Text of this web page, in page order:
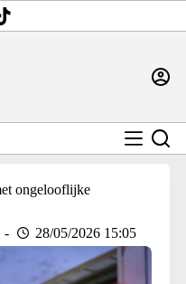
ongelooflijke
28/05/2026 15:05